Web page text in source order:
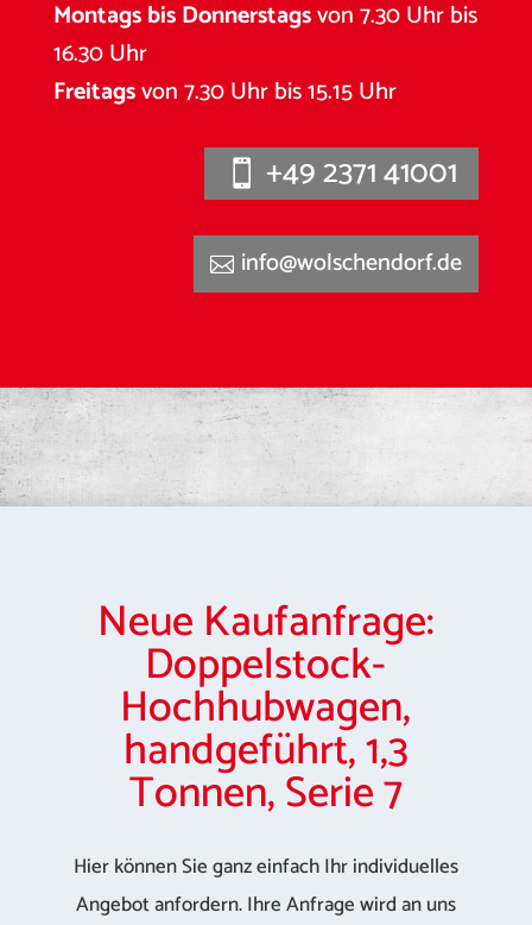
Montags bis Donnerstagsvon 7.30 Uhr bis
16.30 Uhr
Freitagsvon 7.30 Uhr bis 15.15 Uhr
+49 2371 41001
info@wolschendorf.de
Neue Kaufanfrage:
Doppelstock-
Hochhubwagen,
handgeführt, 1,3
Tonnen, Serie 7
Hier können Sie ganz einfach Ihr individuelles
Angebot anfordern. Ihre Anfrage wird an uns